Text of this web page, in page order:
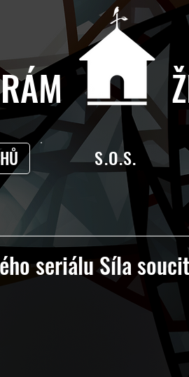
S.O.S.
seriálu Síla